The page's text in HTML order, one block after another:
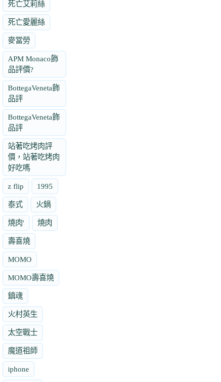
死亡艾莉絲
死亡愛麗絲
麥當勞
APM Monaco飾
品評價?
BottegaVeneta飾
品評
BottegaVeneta飾
品評
站著吃烤肉評
價，站著吃烤肉
好吃嗎
z flip 1995
泰式 火鍋
燒肉' 燒肉
壽喜燒
MOMO
MOMO壽喜燒
鎮魂
火村英生
太空戰士
魔道祖師
iphone